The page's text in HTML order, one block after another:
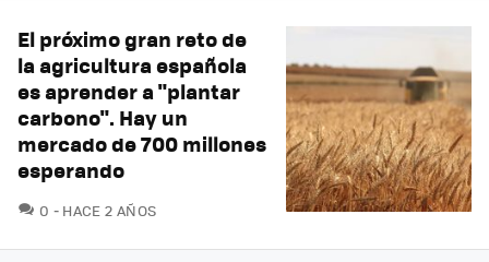
El próximo gran reto de
la agricultura española
es aprender a "plantar
carbono". Hay un
mercado de 700 millones
esperando
0 COMENTARIOS
HACE 2 AÑOS